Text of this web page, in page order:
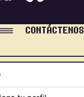
CONTÁCTENOS